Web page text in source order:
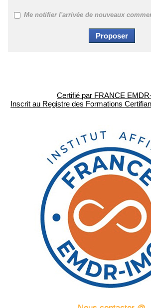
Me notifier l'arrivée de nouveaux
Certifié par FRANCE
Inscrit au Registre des Formations